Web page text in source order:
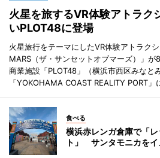
火星を旅するVR体験アトラ
いPLOT48に登場
火星旅行をテーマにしたVR体験アトラク
MARS（ザ・サンセットオブマーズ）」
商業施設「PLOT48」（横浜市西区みなと
「YOKOHAMA COAST REALITY PORT」
食べる
横浜赤レンガ倉庫で「
ト」 サンタモニカを